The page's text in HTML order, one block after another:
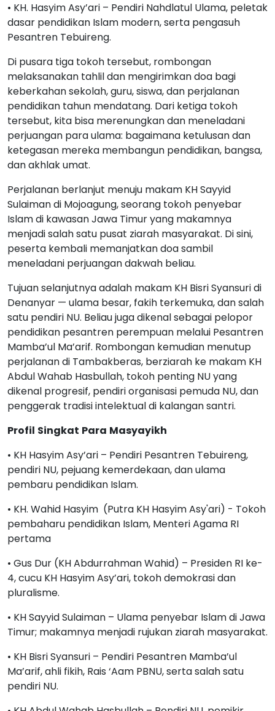
• KH. Hasyim Asy’ari – Pendiri Nahdlatul Ulama, peletak
dasar pendidikan Islam modern, serta pengasuh
Pesantren Tebuireng.
Di pusara tiga tokoh tersebut, rombongan
melaksanakan tahlil dan mengirimkan doa bagi
keberkahan sekolah, guru, siswa, dan perjalanan
pendidikan tahun mendatang. Dari ketiga tokoh
tersebut, kita bisa merenungkan dan meneladani
perjuangan para ulama: bagaimana ketulusan dan
ketegasan mereka membangun pendidikan, bangsa,
dan akhlak umat.
Perjalanan berlanjut menuju makam KH Sayyid
Sulaiman di Mojoagung, seorang tokoh penyebar
Islam di kawasan Jawa Timur yang makamnya
menjadi salah satu pusat ziarah masyarakat. Di sini,
peserta kembali memanjatkan doa sambil
meneladani perjuangan dakwah beliau.
Tujuan selanjutnya adalah makam KH Bisri Syansuri di
Denanyar — ulama besar, fakih terkemuka, dan salah
satu pendiri NU. Beliau juga dikenal sebagai pelopor
pendidikan pesantren perempuan melalui Pesantren
Mamba’ul Ma’arif. Rombongan kemudian menutup
perjalanan di Tambakberas, berziarah ke makam KH
Abdul Wahab Hasbullah, tokoh penting NU yang
dikenal progresif, pendiri organisasi pemuda NU, dan
penggerak tradisi intelektual di kalangan santri.
Profil Singkat Para Masyayikh
• KH Hasyim Asy’ari – Pendiri Pesantren Tebuireng,
pendiri NU, pejuang kemerdekaan, dan ulama
pembaru pendidikan Islam.
• KH. Wahid Hasyim (Putra KH Hasyim Asy'ari) - Tokoh
pembaharu pendidikan Islam, Menteri Agama RI
pertama
• Gus Dur (KH Abdurrahman Wahid) – Presiden RI ke-
4, cucu KH Hasyim Asy’ari, tokoh demokrasi dan
pluralisme.
• KH Sayyid Sulaiman – Ulama penyebar Islam di Jawa
Timur; makamnya menjadi rujukan ziarah masyarakat.
• KH Bisri Syansuri – Pendiri Pesantren Mamba’ul
Ma’arif, ahli fikih, Rais ‘Aam PBNU, serta salah satu
pendiri NU.